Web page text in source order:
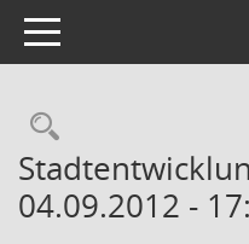
Toggle navigation
04.09.2012 -